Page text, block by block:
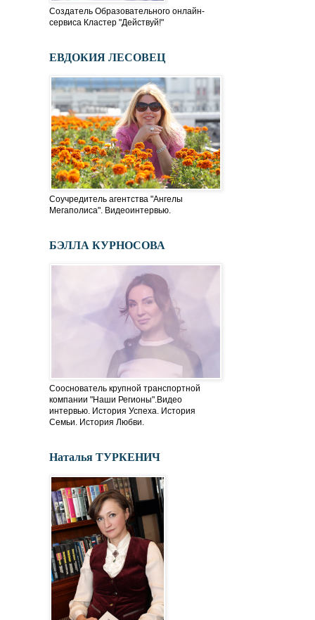
Создатель Образовательного онлайн-
сервиса Кластер "Действуй!"
ЕВДОКИЯ ЛЕСОВЕЦ
Соучредитель агентства "Ангелы
Мегаполиса". Видеоинтервью.
БЭЛЛА КУРНОСОВА
Сооснователь крупной транспортной
компании "Наши Регионы".Видео
интервью. История Успеха. История
Семьи. История Любви.
Наталья ТУРКЕНИЧ